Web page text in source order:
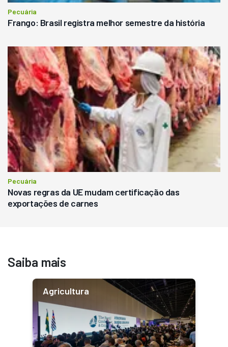
Pecuária
Frango: Brasil registra melhor semestre da história
Pecuária
Novas regras da UE mudam certificação das
exportações de carnes
Saiba mais
Agricultura